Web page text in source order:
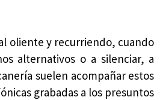
oliente y recurriendo, cuando
alternativos o a silenciar, a
suelen acompañar estos
grabadas a los presuntos